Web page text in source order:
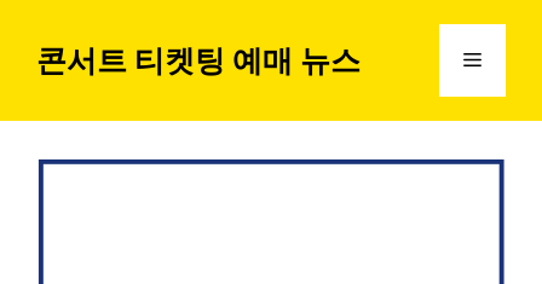
콘서트 티켓팅 예매 뉴스 메